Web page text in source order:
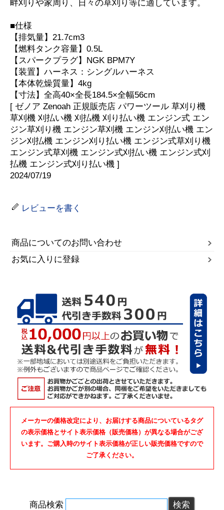
畔刈りや家周り、日々の草刈り等に適しています。
■仕様
【排気量】21.7cm3
【燃料タンク容量】0.5L
【スパークプラグ】NGK BPM7Y
【装置】ハーネス：シングルハーネス
【本体乾燥質量】4kg
【寸法】全高40×全長184.5×全幅56cm
[ ゼノア Zenoah 正規販売店 パワーツール 草刈り機
草刈機 刈払い機 刈払機 刈り払い機 エンジン式 エン
ジン草刈り機 エンジン草刈機 エンジン刈払い機 エン
ジン刈払機 エンジン刈り払い機 エンジン式草刈り機
エンジン式草刈機 エンジン式刈払い機 エンジン式刈
払機 エンジン式刈り払い機 ]
2024/07/19
レビューを書く
商品についてのお問い合わせ
お気に入りに登録
メーカーの価格改定により、お届けする商品についているタグ
の表示価格とサイト表示価格（販売価格）が異なる場合がござ
います。ご購入時のサイト表示価格が正しい販売価格ですので
ご了承ください。
商品検索